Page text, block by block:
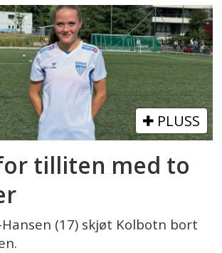
PLUSS
tilliten med to
(17) skjøt Kolbotn bort